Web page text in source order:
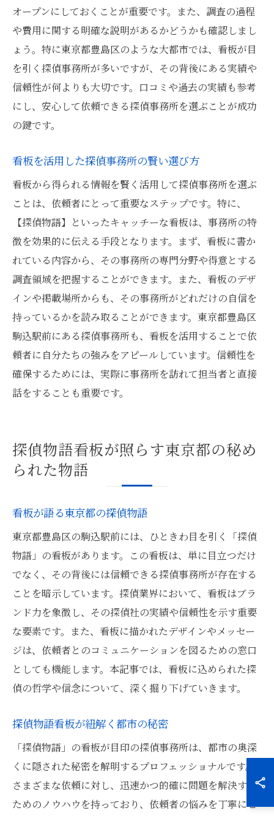
オープンにしておくことが重要です。また、調査の過程
や費用に関する明確な説明があるかどうかも確認しまし
ょう。特に東京都豊島区のような大都市では、看板が目
を引く探偵事務所が多いですが、その背後にある実績や
信頼性が何よりも大切です。口コミや過去の実績も参考
にし、安心して依頼できる探偵事務所を選ぶことが成功
の鍵です。
看板を活用した探偵事務所の賢い選び方
看板から得られる情報を賢く活用して探偵事務所を選ぶ
ことは、依頼者にとって重要なステップです。特に、
【探偵物語】といったキャッチーな看板は、事務所の特
徴を効果的に伝える手段となります。まず、看板に書か
れている内容から、その事務所の専門分野や得意とする
調査領域を把握することができます。また、看板のデザ
インや掲載場所からも、その事務所がどれだけの自信を
持っているかを読み取ることができます。東京都豊島区
駒込駅前にある探偵事務所も、看板を活用することで依
頼者に自分たちの強みをアピールしています。信頼性を
確保するためには、実際に事務所を訪れて担当者と直接
話をすることも重要です。
探偵物語看板が照らす東京都の秘め
られた物語
看板が語る東京都の探偵物語
東京都豊島区の駒込駅前には、ひときわ目を引く「探偵
物語」の看板があります。この看板は、単に目立つだけ
でなく、その背後には信頼できる探偵事務所が存在する
ことを暗示しています。探偵業界において、看板はブラ
ンド力を象徴し、その探偵社の実績や信頼性を示す重要
な要素です。また、看板に描かれたデザインやメッセー
ジは、依頼者とのコミュニケーションを図るための窓口
としても機能します。本記事では、看板に込められた探
偵の哲学や信念について、深く掘り下げていきます。
探偵物語看板が紐解く都市の秘密
「探偵物語」の看板が目印の探偵事務所は、都市の奥深
くに隠された秘密を解明するプロフェッショナルです。
さまざまな依頼に対し、迅速かつ的確に問題を解決する
ためのノウハウを持っており、依頼者の悩みを丁寧にヒ